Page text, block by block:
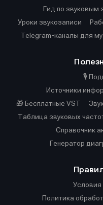
Гид по звуковым
Уроки звукозаписи
Telegram-каналы для
🎙️
Источники
🎁 Бесплатные VST
Таблица звуковых
Справочник
Генератор
Условия
Политика